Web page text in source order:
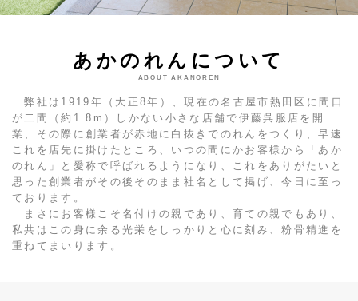
あかのれんについて
ABOUT AKANOREN
弊社は1919年（大正8年）、現在の名古屋市熱田区に間口
が二間（約1.8m）しかない小さな店舗で伊藤呉服店を開
業、その際に創業者が赤地に白抜きでのれんをつくり、早速
これを店先に掛けたところ、いつの間にかお客様から「あか
のれん」と愛称で呼ばれるようになり、これをありがたいと
思った創業者がその後そのまま社名として掲げ、今日に至っ
ております。
まさにお客様こそ名付けの親であり、育ての親でもあり、
私共はこの身に余る光栄をしっかりと心に刻み、粉骨精進を
重ねてまいります。